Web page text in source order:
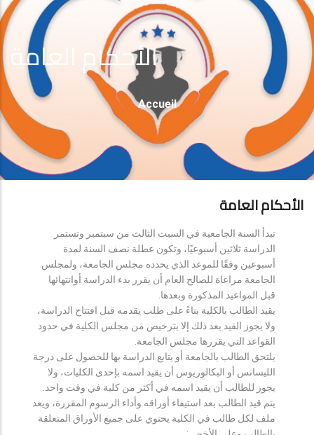
الأحكام العامة
Fil
D'Ariane
Accueil
الأحكام العامة
تبدأ السنة الجامعية في السبت الثالث من سبتمبر وتستمر
الدراسة ثلاثين أسبوعيًا، وتكون عطلة نصف السنة لمدة
أسبوعين وفقًا للموعد الذي يحدده مجلس الجامعة، ولمجلس
الجامعة مراعاة للصالح العام أن يقرر بدء الدراسة أوانتهائها
قبل المواعيد المذكورة وبعدها.
يقيد الطالب بالكلية بناءً على طلب يقدمه قبل افتتاح الدراسة،
ولا يجوز القيد بعد ذلك إلا بترخيص من مجلس الكلية في حدود
القواعد التي يقررها مجلس الجامعة.
يلتحق الطالب بالجامعة أو يتابع الدراسة بها للحصول على درجة
الليسانس أو البكالوريوس أن يقيد اسمه بإحدى الكليات، ولا
يجوز للطالب أن يقيد اسمه في أكثر من كلية في وقت واحد.
يتم قيد الطالب بعد استيفاء أوراقه وأداء الرسوم المقررة، ويعد
ملف لكل طالب في الكلية يحتوي على جميع الأوراق المتعلقة